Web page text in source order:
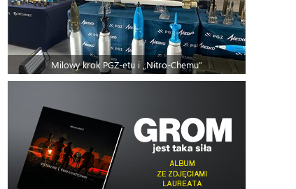
Milowy krok PGZ-etu i „Nitro-Chemu”